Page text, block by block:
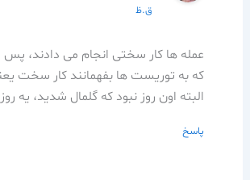
ق.ظ
عمله ها کار سختی انجام می دادند، پس
که به توریست ها بفهمانند کار سخت
البته اون روز نبود که گلمال شدید، یه
پاسخ